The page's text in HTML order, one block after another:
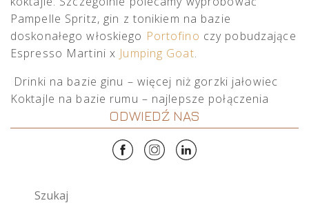
Pampelle Spritz, gin z tonikiem na bazie
doskonałego włoskiego Portofino czy pobudzające
Espresso Martini x Jumping Goat.
POST NAVIGATION
Drinki na bazie ginu – więcej niż gorzki jałowiec
Koktajle na bazie rumu – najlepsze połączenia
ODWIEDŹ NAS
Szukaj